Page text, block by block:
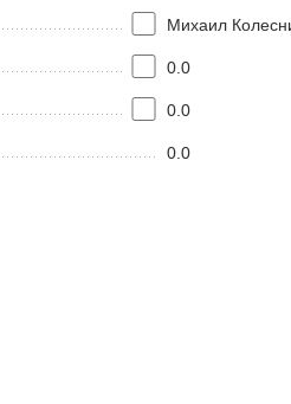
Михаил
0.0
0.0
0.0